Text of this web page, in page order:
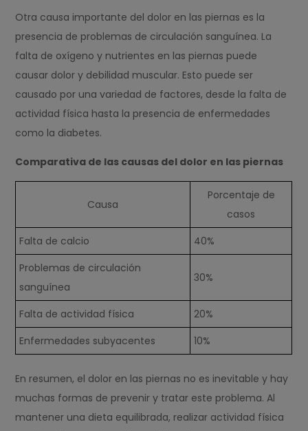
Otra causa importante del dolor en las piernas es la
presencia de problemas de circulación sanguínea. La
falta de oxígeno y nutrientes en las piernas puede
causar dolor y debilidad muscular. Esto puede ser
causado por una variedad de factores, desde la falta de
actividad física hasta la presencia de enfermedades
como la diabetes.
Comparativa de las causas del dolor en las piernas
Causa
Porcentaje de
casos
Falta de calcio
40%
Problemas de circulación
sanguínea
30%
Falta de actividad física
20%
Enfermedades subyacentes
10%
En resumen, el dolor en las piernas no es inevitable y hay
muchas formas de prevenir y tratar este problema. Al
mantener una dieta equilibrada, realizar actividad física